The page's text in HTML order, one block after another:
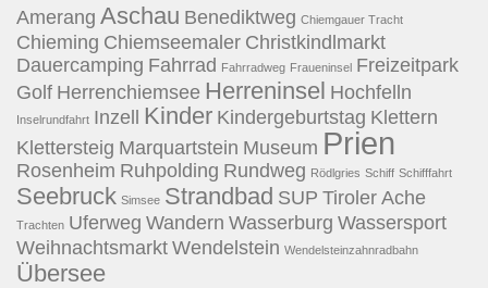
Amerang Aschau Benediktweg Chiemgauer Tracht
Chieming Chiemseemaler Christkindlmarkt
Dauercamping Fahrrad Fahrradweg Fraueninsel Freizeitpark
Golf Herrenchiemsee Herreninsel Hochfelln
Inselrundfahrt Inzell Kinder Kindergeburtstag Klettern
Klettersteig Marquartstein Museum Prien
Rosenheim Ruhpolding Rundweg Rödlgries Schiff Schifffahrt
Seebruck Simsee Strandbad SUP Tiroler Ache
Trachten Uferweg Wandern Wasserburg Wassersport
Weihnachtsmarkt Wendelstein Wendelsteinzahnradbahn
Übersee